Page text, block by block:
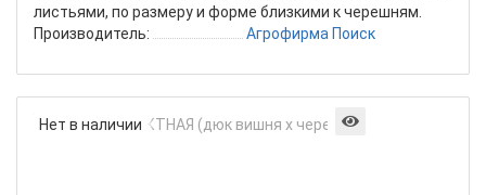
листьями, по размеру и форме близкими к черешням.
Производитель:
Агрофирма Поиск
Нет в наличии